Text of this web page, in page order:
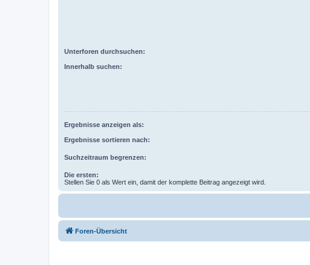
Unterforen durchsuchen:
Innerhalb suchen:
Ergebnisse anzeigen als:
Ergebnisse sortieren nach:
Suchzeitraum begrenzen:
Die ersten:
Stellen Sie 0 als Wert ein, damit der komplette Beitrag angezeigt wird.
Foren-Übersicht